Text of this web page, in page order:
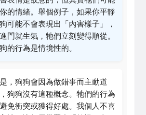
的情緒。舉個例子，如果你平靜
可能不會表現出「內害樣子」，
門就生氣，牠們立刻變得順從。
的行為是情境性的。
，狗狗會因為做錯事而主動道
狗狗沒有這種概念。牠們的行為
免衝突或獲得好處。我個人不喜